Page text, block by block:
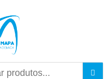
Mapa UniCesumar